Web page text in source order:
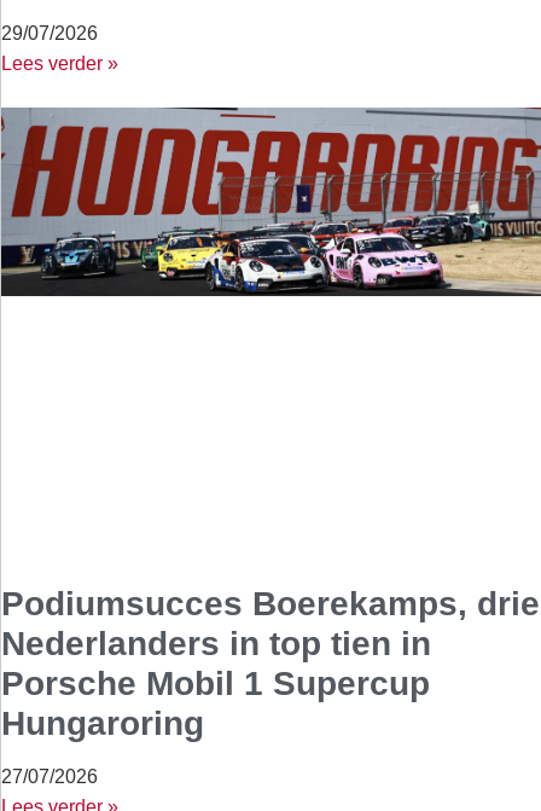
29/07/2026
Lees verder »
Podiumsucces Boerekamps, drie
Nederlanders in top tien in
Porsche Mobil 1 Supercup
Hungaroring
27/07/2026
Lees verder »